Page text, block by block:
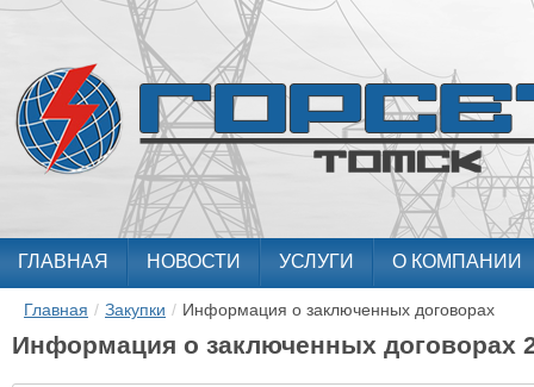
ГЛАВНАЯ НОВОСТИ УСЛУГИ О КОМПАНИИ
Главная / Закупки / Информация о заключенных договорах
Информация о заключенных договорах